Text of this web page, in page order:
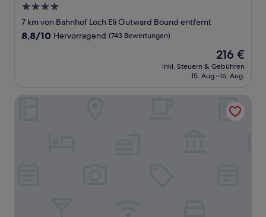
4.0-
Sterne-
Unterkunft
7 km von Bahnhof Loch Eli Outward Bound entfernt
8.8
8,8/10 Hervorragend (743 Bewertungen)
Der
Preis
beträgt
216 €
inkl. Steuern & Gebühren
15. Aug.–16. Aug.